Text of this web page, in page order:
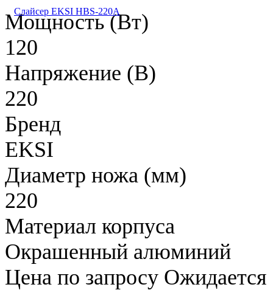
Слайсер EKSI HBS-220A
Мощность (Вт)
120
Напряжение (В)
220
Бренд
EKSI
Диаметр ножа (мм)
220
Материал корпуса
Окрашенный алюминий
Цена по запросу Ожидается